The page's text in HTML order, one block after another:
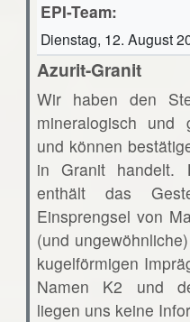
EPI-Team:
Dienstag, 12. August
Azurit-Granit
Wir haben den
mineralogisch und
und können
in Granit handelt.
enthält das
Einsprengsel von
(und
kugelförmigen
Namen K2 und
liegen uns keine